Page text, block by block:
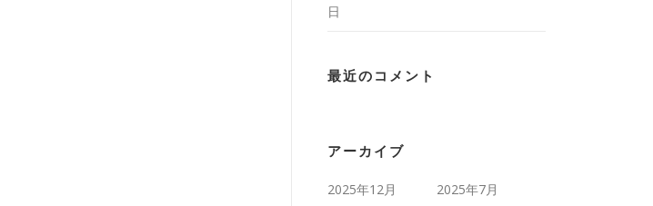
日
最近のコメント
アーカイブ
2025年12月
2025年7月